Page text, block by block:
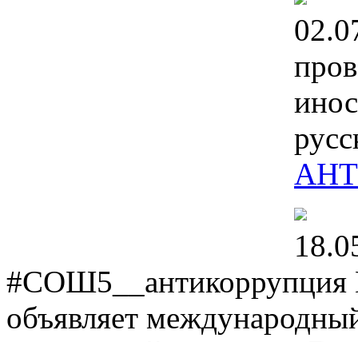
#СОШ5__антикоррупция
объявляет